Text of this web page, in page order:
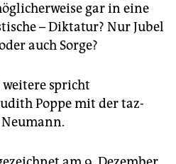
gar in eine
– Diktatur? Nur Jubel
auch Sorge?
weitere spricht
Poppe mit der taz-